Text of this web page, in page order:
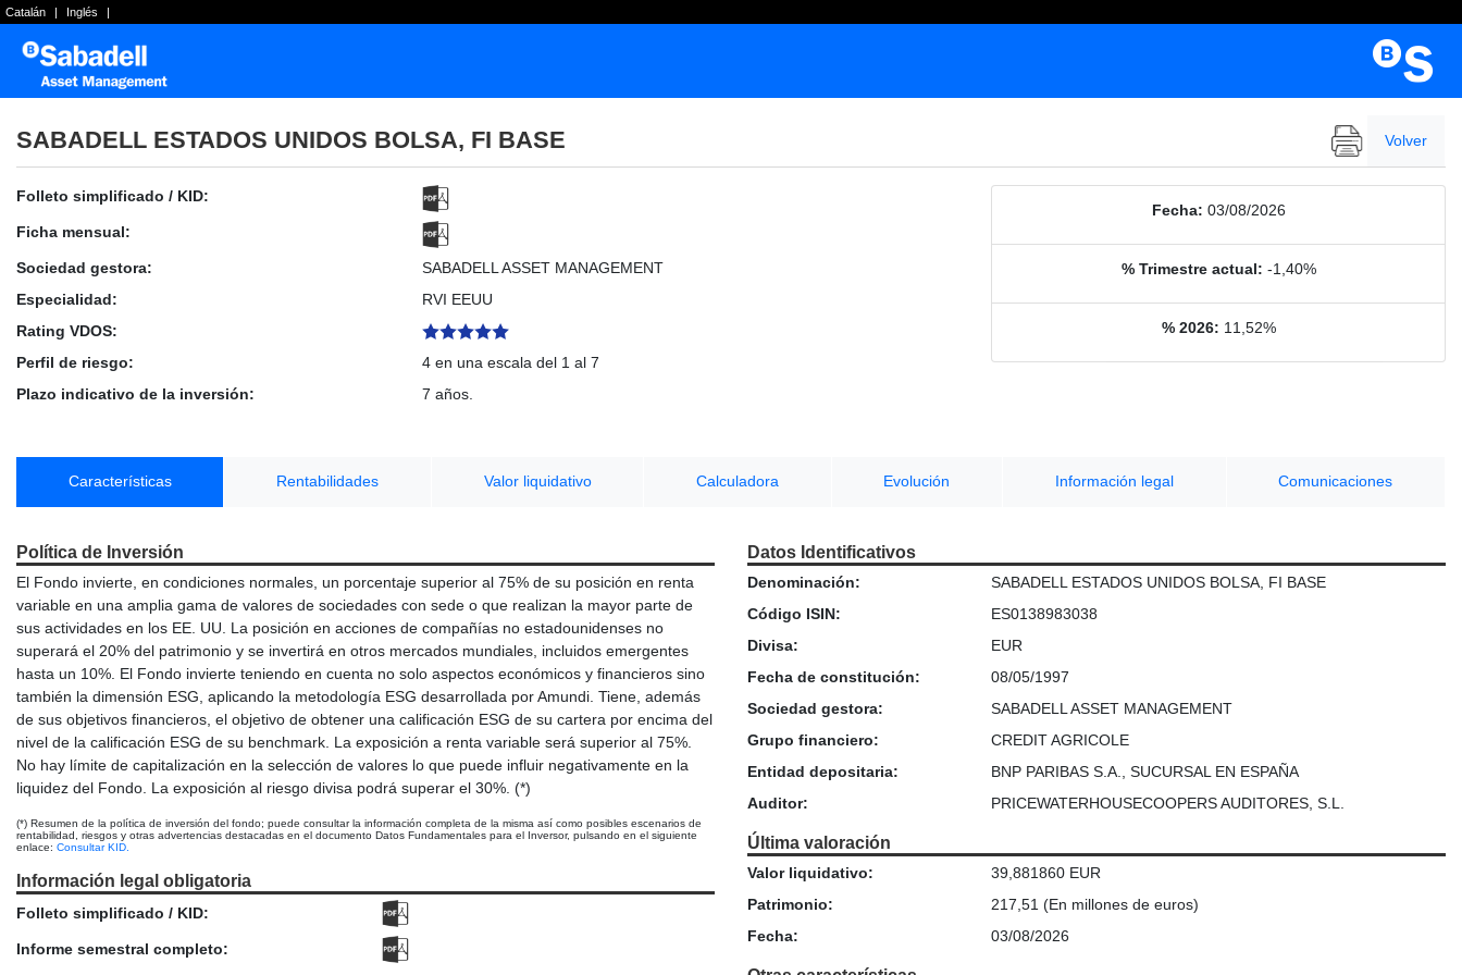
Catalán | Inglés |
SABADELL ESTADOS UNIDOS BOLSA, FI BASE Volver
Folleto simplificado / KID:
Ficha mensual:
Sociedad gestora:
SABADELL ASSET MANAGEMENT
Especialidad:
RVI EEUU
Rating VDOS:
Perfil de riesgo:
4 en una escala del 1 al 7
Plazo indicativo de la inversión:
7 años.
Fecha: 03/08/2026
% Trimestre actual: -1,40%
% 2026: 11,52%
Características Rentabilidades Valor liquidativo Calculadora Evolución Información legal Comunicaciones
Política de Inversión
El Fondo invierte, en condiciones normales, un porcentaje superior al 75% de su posición en renta
variable en una amplia gama de valores de sociedades con sede o que realizan la mayor parte de
sus actividades en los EE. UU. La posición en acciones de compañías no estadounidenses no
superará el 20% del patrimonio y se invertirá en otros mercados mundiales, incluidos emergentes
hasta un 10%. El Fondo invierte teniendo en cuenta no solo aspectos económicos y financieros sino
también la dimensión ESG, aplicando la metodología ESG desarrollada por Amundi. Tiene, además
de sus objetivos financieros, el objetivo de obtener una calificación ESG de su cartera por encima del
nivel de la calificación ESG de su benchmark. La exposición a renta variable será superior al 75%.
No hay límite de capitalización en la selección de valores lo que puede influir negativamente en la
liquidez del Fondo. La exposición al riesgo divisa podrá superar el 30%. (*)
(*) Resumen de la política de inversión del fondo; puede consultar la información completa de la misma así como posibles escenarios de
rentabilidad, riesgos y otras advertencias destacadas en el documento Datos Fundamentales para el Inversor, pulsando en el siguiente
enlace: Consultar KID.
Información legal obligatoria
Folleto simplificado / KID:
Informe semestral completo:
Datos Identificativos
Denominación:
SABADELL ESTADOS UNIDOS BOLSA, FI BASE
Código ISIN:
ES0138983038
Divisa:
EUR
Fecha de constitución:
08/05/1997
Sociedad gestora:
SABADELL ASSET MANAGEMENT
Grupo financiero:
CREDIT AGRICOLE
Entidad depositaria:
BNP PARIBAS S.A., SUCURSAL EN ESPAÑA
Auditor:
PRICEWATERHOUSECOOPERS AUDITORES, S.L.
Última valoración
Valor liquidativo:
39,881860 EUR
Patrimonio:
217,51 (En millones de euros)
Fecha:
03/08/2026